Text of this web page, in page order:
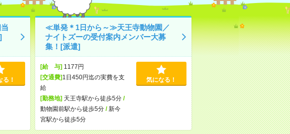
る！
≪単発＊1日から～≫天王寺動物園／
ナイトズーの受付案内メンバー大募
集！[派遣]
[給 与]1177円
[交通費]1日450円迄の実費を支
給
[勤務地]天王寺駅から徒歩5分/
動物園前駅から徒歩5分/新今
宮駅から徒歩5分
気になる！